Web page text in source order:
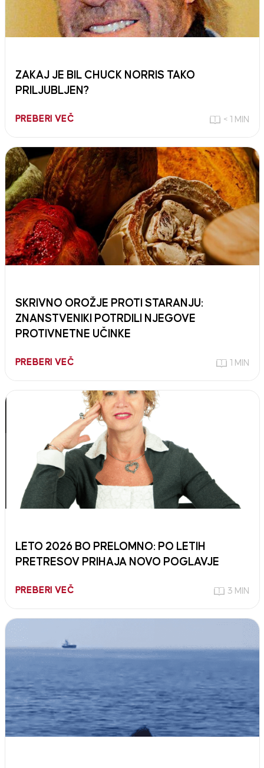
ZAKAJ JE BIL CHUCK NORRIS TAKO
PRILJUBLJEN?
PREBERI VEČ < 1 MIN
SKRIVNO OROŽJE PROTI STARANJU:
ZNANSTVENIKI POTRDILI NJEGOVE
PROTIVNETNE UČINKE
PREBERI VEČ 1 MIN
LETO 2026 BO PRELOMNO: PO LETIH
PRETRESOV PRIHAJA NOVO POGLAVJE
PREBERI VEČ 3 MIN